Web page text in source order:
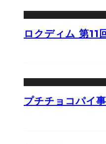
ロクディム 第11
プチチョコパイ